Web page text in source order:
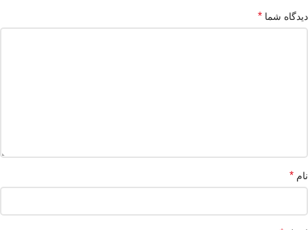
دیدگاه شما *
نام *